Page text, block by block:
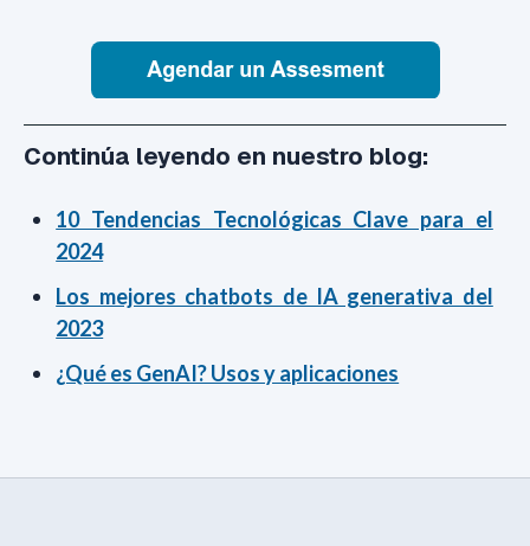
Continúa leyendo en nuestro blog:
10 Tendencias Tecnológicas Clave para el
2024
Los mejores chatbots de IA generativa del
2023
¿Qué es GenAI? Usos y aplicaciones